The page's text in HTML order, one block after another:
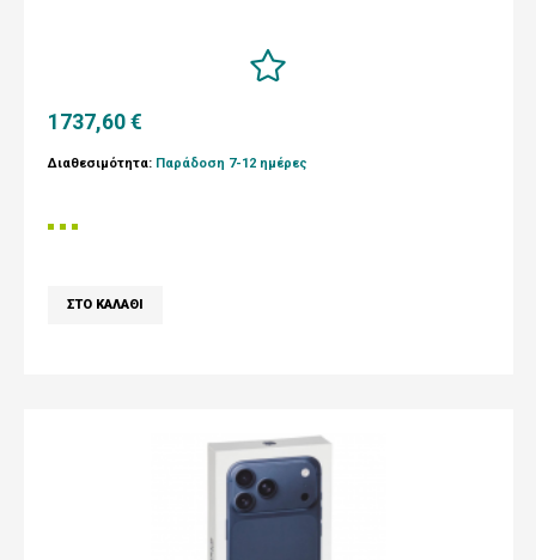
1737,60 €
Διαθεσιμότητα: Παράδοση 7-12 ημέρες